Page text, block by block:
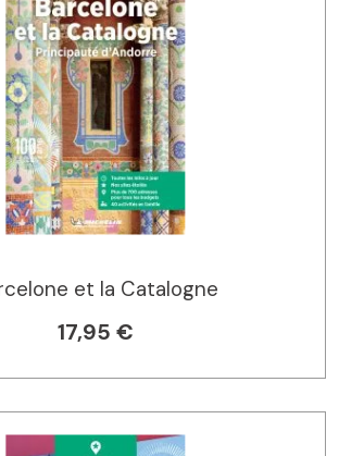
et la Catalogne
17,95 €